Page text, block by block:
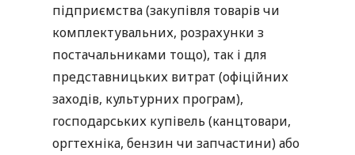
підприємства (закупівля товарів чи
комплектувальних, розрахунки з
постачальниками тощо), так і для
представницьких витрат (офіційних
заходів, культурних програм),
господарських купівель (канцтовари,
оргтехніка, бензин чи запчастини) або